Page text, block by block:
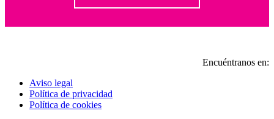
Encuéntranos en:
Aviso legal
Política de privacidad
Política de cookies